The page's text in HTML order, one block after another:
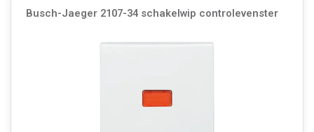
Busch-Jaeger 2107-34 schakelwip controlevenster